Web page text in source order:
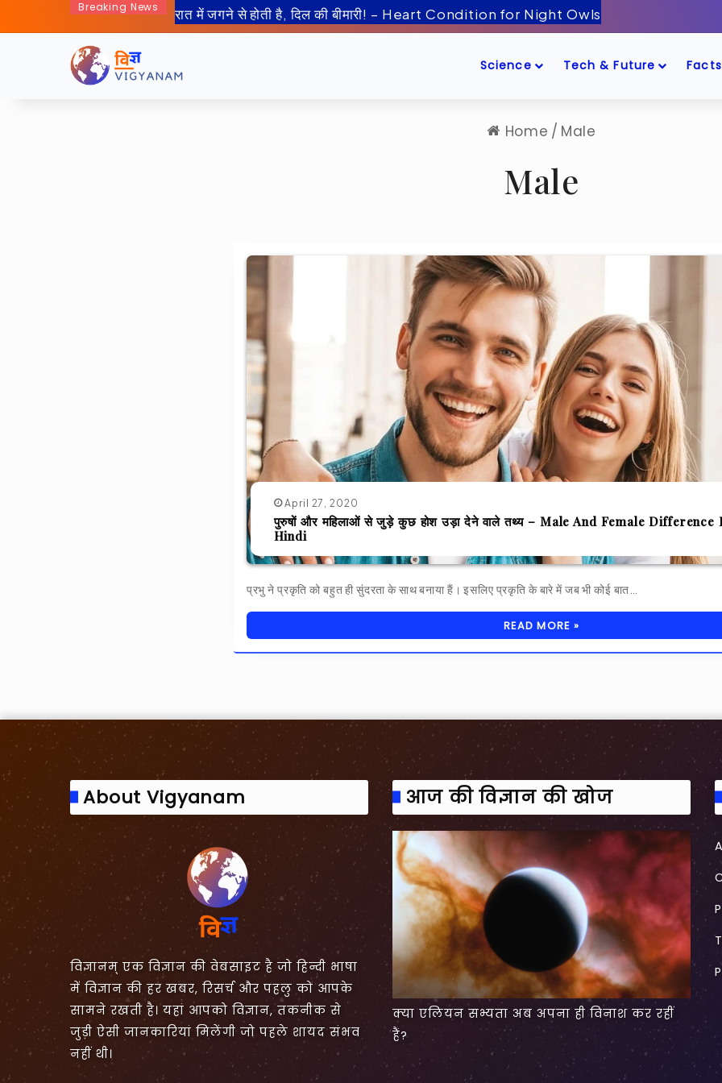
Breaking News रात में जगने से होती है, दिल की बीमारी! – Heart Condition for Night Owls
Science Tech & Future
Home / Male
Male
April 27, 2020
पुरुषों और महिलाओं से जुड़े कुछ होश उड़ा देने वाले तथ्य – Male And Female Difference
Hindi
प्रभु ने प्रकृति को बहुत ही सुंदरता के साथ बनाया हैं। इसलिए प्रकृति के बारे में जब भी कोई बात…
READ MORE »
About Vigyanam
विज्ञानम् एक विज्ञान की वेबसाइट है जो हिन्दी भाषा
में विज्ञान की हर खबर, रिसर्च और पहलु को आपके
सामने रखती है। यहां आपको विज्ञान, तकनीक से
जुड़ी ऐसी जानकारियां मिलेंगी जो पहले शायद संभव
नहीं थी।
आज की विज्ञान की खोज
क्या एलियन सभ्यता अब अपना ही विनाश कर रहीं
हैं?